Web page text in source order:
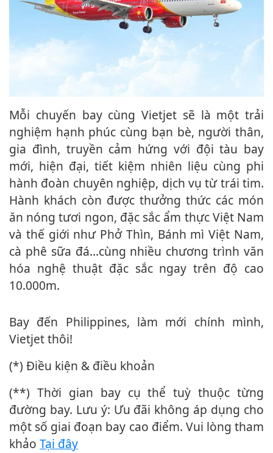
Mỗi chuyến bay cùng Vietjet sẽ là một trải
nghiệm hạnh phúc cùng bạn bè, người thân,
gia đình, truyền cảm hứng với đội tàu bay
mới, hiện đại, tiết kiệm nhiên liệu cùng phi
hành đoàn chuyên nghiệp, dịch vụ từ trái tim.
Hành khách còn được thưởng thức các món
ăn nóng tươi ngon, đặc sắc ẩm thực Việt Nam
và thế giới như Phở Thìn, Bánh mì Việt Nam,
cà phê sữa đá…cùng nhiều chương trình văn
hóa nghệ thuật đặc sắc ngay trên độ cao
10.000m.
Bay đến Philippines, làm mới chính mình,
Vietjet thôi!
(*) Điều kiện & điều khoản
(**) Thời gian bay cụ thể tuỳ thuộc từng
đường bay. Lưu ý: Ưu đãi không áp dụng cho
một số giai đoạn bay cao điểm. Vui lòng tham
khảo tại đây